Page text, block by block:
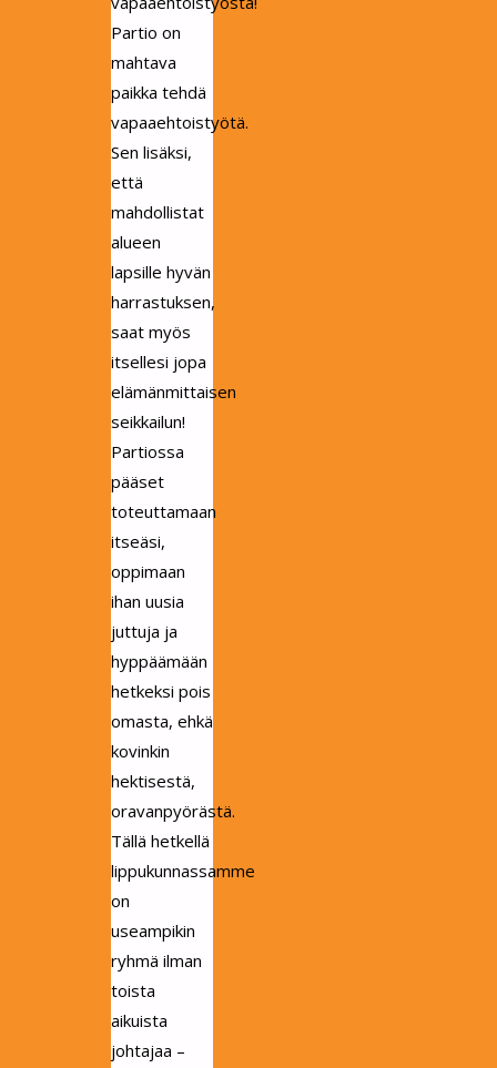
Partio on
mahtava
paikka tehdä
vapaaehtoistyötä.
Sen lisäksi,
että
mahdollistat
alueen
lapsille hyvän
harrastuksen,
saat myös
itsellesi jopa
elämänmittaisen
seikkailun!
Partiossa
pääset
toteuttamaan
itseäsi,
oppimaan
ihan uusia
juttuja ja
hyppäämään
hetkeksi pois
omasta, ehkä
kovinkin
hektisestä,
oravanpyörästä.
Tällä hetkellä
lippukunnassamme
on
useampikin
ryhmä ilman
toista
aikuista
johtajaa –